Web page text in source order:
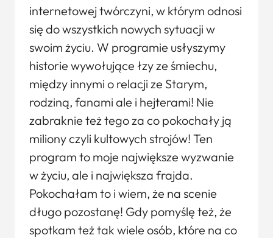
internetowej twórczyni, w którym odnosi
się do wszystkich nowych sytuacji w
swoim życiu. W programie usłyszymy
historie wywołujące łzy ze śmiechu,
między innymi o relacji ze Starym,
rodziną, fanami ale i hejterami! Nie
zabraknie też tego za co pokochały ją
miliony czyli kultowych strojów! Ten
program to moje największe wyzwanie
w życiu, ale i największa frajda.
Pokochałam to i wiem, że na scenie
długo pozostanę! Gdy pomyślę też, że
spotkam też tak wiele osób, które na co